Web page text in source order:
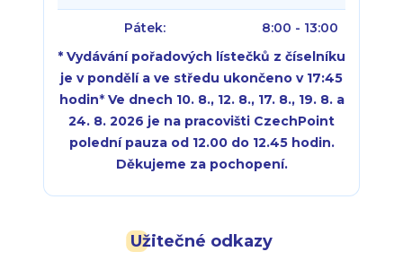
Užitečné odkazy
Pátek:
8:00 - 13:00
* Vydávání pořadových lístečků z číselníku
je v pondělí a ve středu ukončeno v 17:45
hodin* Ve dnech 10. 8., 12. 8., 17. 8., 19. 8. a
24. 8. 2026 je na pracovišti CzechPoint
polední pauza od 12.00 do 12.45 hodin.
Děkujeme za pochopení.
Úterý:
Úterý: